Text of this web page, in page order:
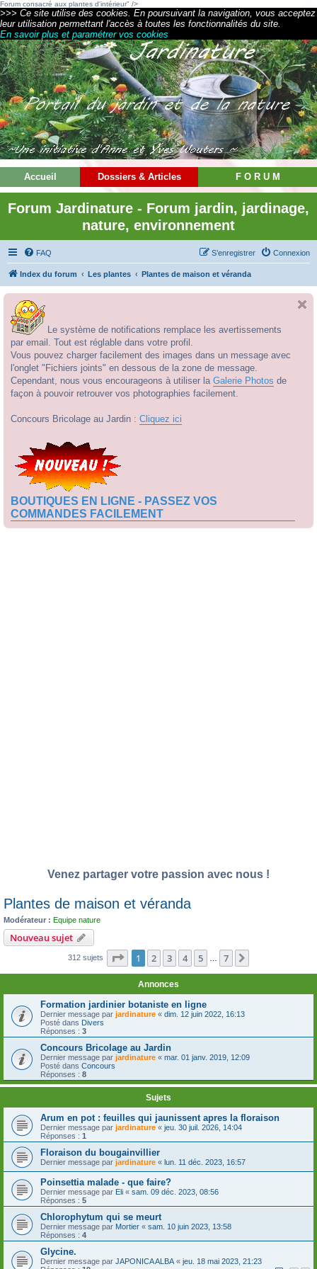
Forum consacré aux plantes d'intérieur" />
>>> Ce site utilise des cookies. En poursuivant la navigation, vous acceptez
leur utilisation permettant l'accès à toutes les fonctionnalités du site.
En savoir plus et paramétrer vos cookies
Accueil Dossiers & Articles F O R U M
Forum Jardinature - Forum jardin, jardinage,
nature, environnement
FAQ Connexion
S’enregistrer
Index du forum Les plantes Plantes de maison et véranda
Le système de notifications remplace les avertissements
par email. Tout est réglable dans votre profil.
Vous pouvez charger facilement des images dans un message avec
l'onglet "Fichiers joints" en dessous de la zone de message.
Cependant, nous vous encourageons à utiliser la Galerie Photos de
façon à pouvoir retrouver vos photographies facilement.
Concours Bricolage au Jardin : Cliquez ici
BOUTIQUES EN LIGNE - PASSEZ VOS
COMMANDES FACILEMENT
Venez partager votre passion avec nous !
Plantes de maison et véranda
Modérateur : Equipe nature
Nouveau sujet
312 sujets Page 1sur7
1 2 3 4 5 7
Annonces
Formation jardinier botaniste en ligne
Dernier message par jardinature « dim. 12 juin 2022, 16:13
Posté dans Divers
Réponses : 3
Concours Bricolage au Jardin
Dernier message par jardinature « mar. 01 janv. 2019, 12:09
Posté dans Concours
Réponses : 8
Sujets
Arum en pot : feuilles qui jaunissent apres la floraison
Dernier message par jardinature « jeu. 30 juil. 2026, 14:04
Réponses : 1
Floraison du bougainvillier
Dernier message par jardinature « lun. 11 déc. 2023, 16:57
Poinsettia malade - que faire?
Dernier message par Eli « sam. 09 déc. 2023, 08:56
Réponses : 5
Chlorophytum qui se meurt
Dernier message par Mortier « sam. 10 juin 2023, 13:58
Réponses : 4
Glycine.
Dernier message par JAPONICA ALBA « jeu. 18 mai 2023, 21:23